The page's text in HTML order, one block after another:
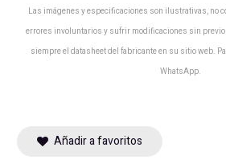
Las imágenes y especificaciones son ilustrativas, no
errores involuntarios y sufrir modificaciones sin
siempre el datasheet del fabricante en su sitio web.
WhatsApp.
Añadir a favoritos